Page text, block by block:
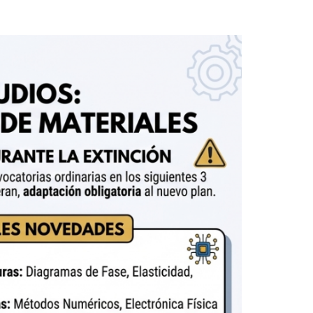
Aula de Deportes